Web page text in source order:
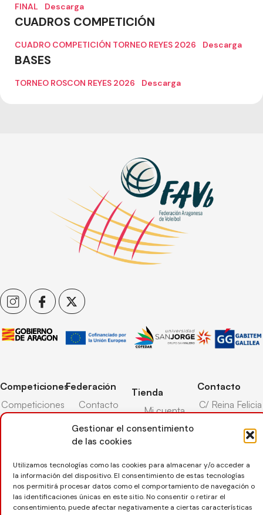
Gestionar el consentimiento
de las cookies
Utilizamos tecnologías como las cookies para almacenar y/o acceder a
la información del dispositivo. El consentimiento de estas tecnologías
nos permitirá procesar datos como el comportamiento de navegación o
las identificaciones únicas en este sitio. No consentir o retirar el
consentimiento, puede afectar negativamente a ciertas características
FINAL
Descarga
CUADROS COMPETICIÓN
CUADRO COMPETICIÓN TORNEO REYES 2026 Descarga
BASES
TORNEO ROSCON REYES 2026 Descarga
Competiciones
Competiciones
Pista
Competiciones
Nieve
Federación
Contacto
Transparencia
Árbitros
Seguro
deportivo
Tienda
Mi cuenta
Carrito
Pasarela pago
Devoluciones
Contacto
C/ Reina Felicia
50-54,
50003,
Zaragoza
976 73 08 41